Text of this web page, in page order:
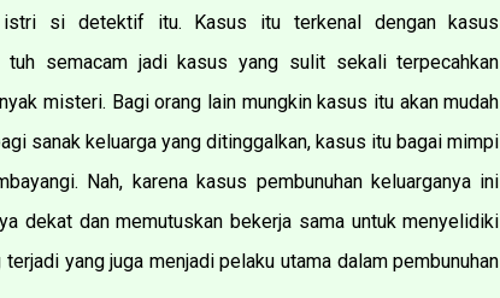
istri si detektif itu. Kasus itu terkenal dengan kasus
tuh semacam jadi kasus yang sulit sekali terpecahkan
misteri. Bagi orang lain mungkin kasus itu akan mudah
sanak keluarga yang ditinggalkan, kasus itu bagai mimpi
Nah, karena kasus pembunuhan keluarganya ini
dekat dan memutuskan bekerja sama untuk menyelidiki
yang juga menjadi pelaku utama dalam pembunuhan